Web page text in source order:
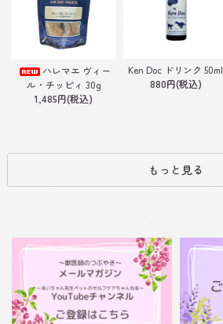
ハレマエ ヴィー
ル・チッピィ 30g
1,485円(税込)
Ken Doc ドリンク 50ml
880円(税込)
もっと見る